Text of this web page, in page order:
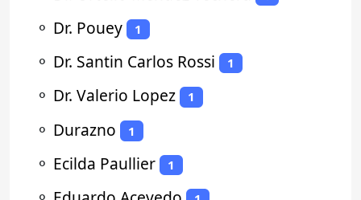
⚬ Dr. Pouey 1
⚬ Dr. Santin Carlos Rossi 1
⚬ Dr. Valerio Lopez 1
⚬ Durazno 1
⚬ Ecilda Paullier 1